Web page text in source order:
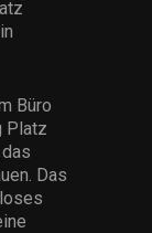
Büro
Platz
Das